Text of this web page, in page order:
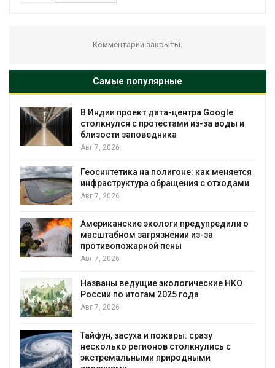
Комментарии закрыты.
Самые популярные
В Индии проект дата-центра Google
столкнулся с протестами из-за воды и
близости заповедника
Авг 7, 2026
Геосинтетика на полигоне: как меняется
инфраструктура обращения с отходами
Авг 7, 2026
Американские экологи предупредили о
масштабном загрязнении из-за
противопожарной пены
Авг 7, 2026
Названы ведущие экологические НКО
России по итогам 2025 года
Авг 7, 2026
Тайфун, засуха и пожары: сразу
несколько регионов столкнулись с
экстремальными природными